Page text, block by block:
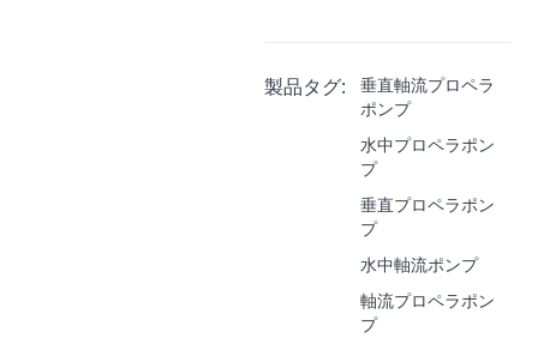
製品タグ:
垂直軸流プロペラ
ポンプ
水中プロペラポン
プ
垂直プロペラポン
プ
水中軸流ポンプ
軸流プロペラポン
プ